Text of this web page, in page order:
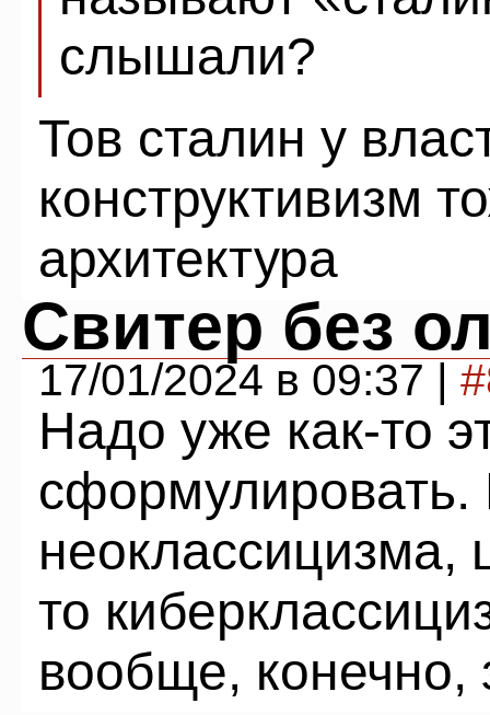
слышали?
Тов сталин у
конструктивизм
архитектура
Свитер без
17/01/2024 в 09:37 |
Надо уже как-то
сформулировать.
неоклассицизма,
то
вообще, конечно,